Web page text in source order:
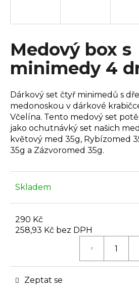
Medový box s
minimedy 4
Dárkový set čtyř minimedů s
medonoskou v dárkové
Včelína. Tento medový set
jako ochutnávký set našich
květový med 35g, Rybízomed
35g a Zázvoromed 35g.
Skladem
290 Kč
258,93 Kč bez DPH
Zeptat se
j
t
?
HLEDAT
o
p
u
č
e
m
e